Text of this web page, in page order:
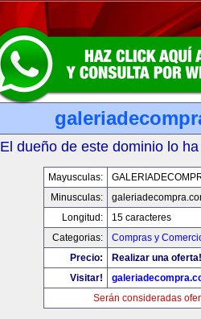
El dueño de este dominio lo
Mayusculas:
Minusculas:
Longitud:
15 caracteres
Categorias:
Compras y
Precio:
Realizar una oferta!
Visitar!
Serán consideradas